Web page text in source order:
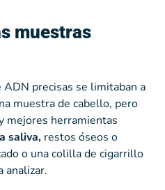
muestras
precisas se limitaban a
muestra de cabello, pero
mejores herramientas
saliva, restos óseos o
o una colilla de cigarrillo
analizar.